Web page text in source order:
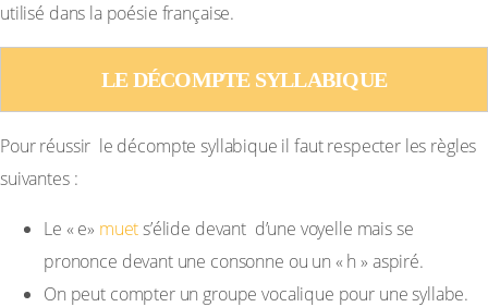
utilisé dans la poésie française.
LE DÉCOMPTE SYLLABIQUE
Pour réussir le décompte syllabique il faut respecter les règles
suivantes :
Le « e» muets’élide devant d’une voyelle mais se
prononce devant une consonne ou un « h » aspiré.
On peut compter un groupe vocalique pour une syllabe.